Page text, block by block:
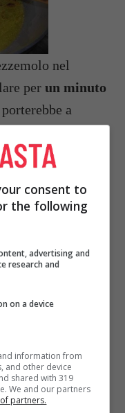
nel
per un minuto
a
e l’aglio e a dare
all’interno dei
tegame con il
consent to
the following
advertising and
research and
on a device
information from
and other device
shared with 319
We and our partners
partners.